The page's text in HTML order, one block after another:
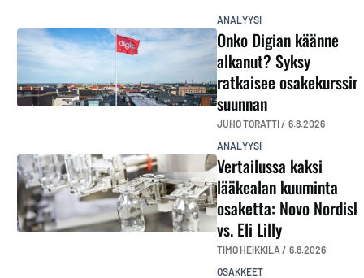
ANALYYSI
Onko Digian käänne
alkanut? Syksy
ratkaisee osakekurssin
suunnan
JUHO TORATTI / 6.8.2026
ANALYYSI
Vertailussa kaksi
lääkealan kuuminta
osaketta: Novo Nordisk
vs. Eli Lilly
TIMO HEIKKILÄ / 6.8.2026
OSAKKEET